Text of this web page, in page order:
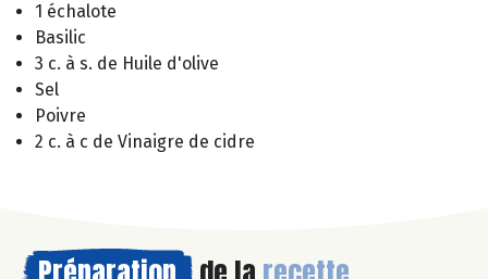
1 échalote
Basilic
3 c. à s. de Huile d'olive
Sel
Poivre
2 c. à c de Vinaigre de cidre